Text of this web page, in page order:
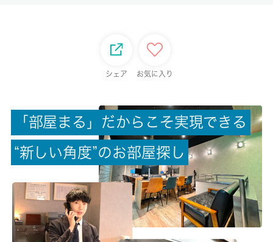
駐車場/料金
空無/-
有/16000円
保険名/保険期間
-/2年
シェア お気に入り
「 部屋 ま る 」 だ か ら こ そ実現で き る
“新 し い角 度”のお部屋探 し